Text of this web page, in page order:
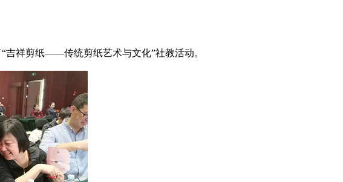
祥剪纸——传统剪纸艺术与文化”社教活动。